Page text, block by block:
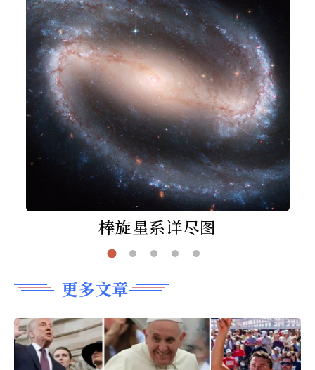
棒旋星系详尽图
更多文章